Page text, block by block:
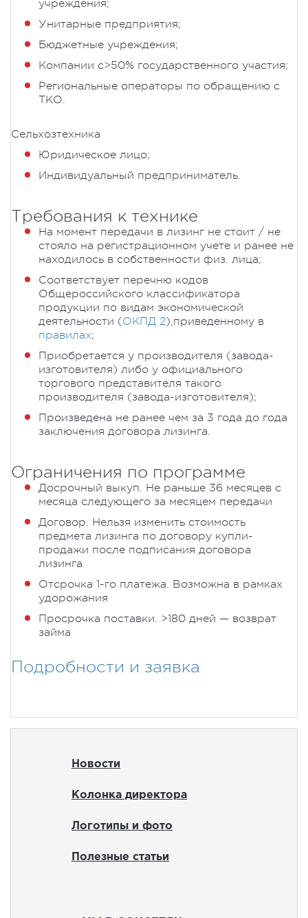
учреждения;
Унитарные предприятия;
Бюджетные учреждения;
Компании с>50% государственного участия;
Региональные операторы по обращению с
ТКО.
Сельхозтехника
Юридическое лицо;
Индивидуальный предприниматель.
Требования к технике
На момент передачи в лизинг не стоит / не
стояло на регистрационном учете и ранее не
находилось в собственности физ. лица;
Соответствует перечню кодов
Общероссийского классификатора
продукции по видам экономической
деятельности (ОКПД 2),приведенному в
правилах;
Приобретается у производителя (завода-
изготовителя) либо у официального
торгового представителя такого
производителя (завода-изготовителя);
Произведена не ранее чем за 3 года до года
заключения договора лизинга.
Ограничения по программе
Досрочный выкуп. Не раньше 36 месяцев с
месяца следующего за месяцем передачи
Договор. Нельзя изменить стоимость
предмета лизинга по договору купли-
продажи после подписания договора
лизинга
Отсрочка 1-го платежа. Возможна в рамках
удорожания
Просрочка поставки. >180 дней — возврат
займа
Подробности и заявка
Новости
Колонка директора
Логотипы и фото
Полезные статьи